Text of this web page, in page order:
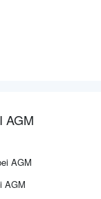
AGM
AGM
AGM